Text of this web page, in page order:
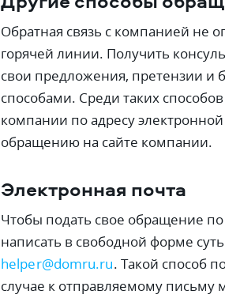
Обратная связь с компанией не
горячей линии. Получить
свои предложения, претензии и
способами. Среди таких
компании по адресу
обращению на сайте компании.
Электронная почта
Чтобы подать свое обращение
написать в свободной форме
helper@domru.ru. Такой способ
случае к отправляемому